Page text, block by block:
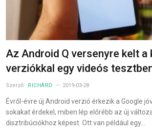
Az Android Q versenyre kelt a
verziókkal egy videós
Szerző: RICHÁRD 2019-03-28
Évről-évre új Android verzió érkezik a Google
sokakat érdekel, miben lép előrébb az új
disztribúciókhoz képest. Ott van például egy…